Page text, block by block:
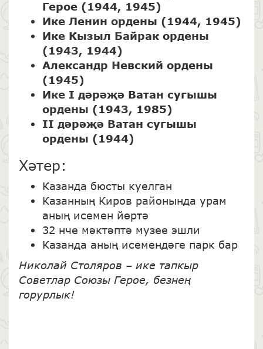
Герое (1944, 1945)
Ике Ленин ордены (1944, 1945)
Ике Кызыл Байрак ордены
(1943, 1944)
Александр Невский ордены
(1945)
Ике I дәрәҗә Ватан сугышы
ордены (1943, 1985)
II дәрәҗә Ватан сугышы
ордены (1944)
Хәтер:
Казанда бюсты куелган
Казанның Киров районында урам
аның исемен йөртә
32 нче мәктәптә музее эшли
Казанда аның исемендәге парк бар
Николай Столяров – ике тапкыр
Советлар Союзы Герое, безнең
горурлык!